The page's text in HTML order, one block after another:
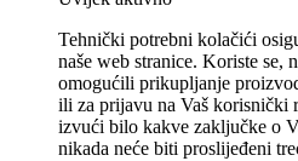
Tehnički potrebni kolačići
naše web stranice. Koriste se,
omogućili prikupljanje
ili za prijavu na Vaš korisnički
izvući bilo kakve zaključke o
nikada neće biti proslijeđeni